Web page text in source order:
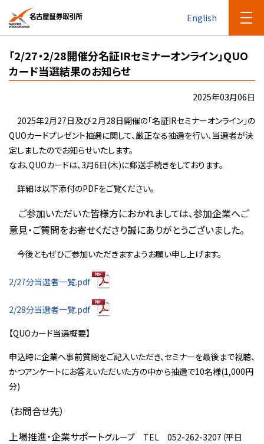
English
「2/27・2/28開催分名証IRセミナーオンライン」QUO
カード当選結果のお知らせ
2025年03月06日
2025年2月27日及び２月28日開催の「名証IRセミナーオンライン」の
QUOカードプレゼント抽選に関して、厳正なる抽選を行い、当選者が決
定しましたのでお知らせいたします。
なお、QUOカードは、3月6日(木)に郵送手続きをしております。
詳細は以下添付のPDFをご覧ください。
ご参加いただいた皆様方におかれましては、参加企業へご
意見・ご質問をお寄せくださり誠にありがとうございました。
今後ともぜひご参加いただきますようお願い申し上げます。
2/27分当選者一覧.pdf
2/28分当選者一覧.pdf
【QUOカード当選概要】
申込時に企業へ事前質問をご記入いただき、セミナーを最後まで視聴、
かつアンケートにお答えいただいた方の中から抽選で10名様(1,000円
分)
（お問合せ先）
上場推進・企業サポートグループ TEL 052-262-3207（平日